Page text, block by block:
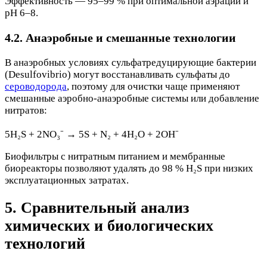
pH 6–8.
4.2. Анаэробные и смешанные технологии
В анаэробных условиях сульфатредуцирующие бактерии
(Desulfovibrio) могут восстанавливать сульфаты до
сероводорода, поэтому для очистки чаще применяют
смешанные аэробно-анаэробные системы или добавление
нитратов:
5H₂S + 2NO₃⁻ → 5S + N₂ + 4H₂O + 2OH⁻
Биофильтры с нитратным питанием и мембранные
биореакторы позволяют удалять до 98 % H₂S при низких
эксплуатационных затратах.
5. Сравнительный анализ
химических и биологических
технологий